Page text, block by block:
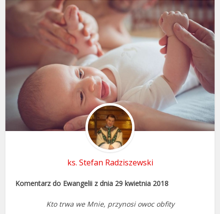
ks. Stefan Radziszewski
Komentarz do Ewangelii z dnia 29 kwietnia 2018
Kto trwa we Mnie, przynosi owoc obfity